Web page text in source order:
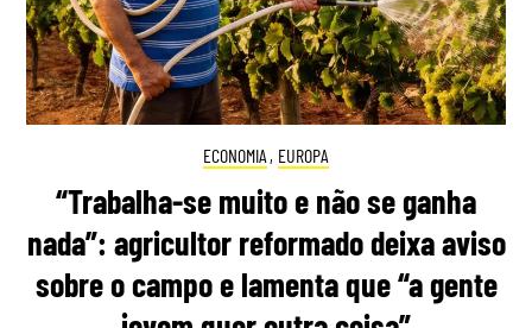
ECONOMIA , EUROPA
“Trabalha-se muito e não se ganha
nada”: agricultor reformado deixa aviso
sobre o campo e lamenta que “a gente